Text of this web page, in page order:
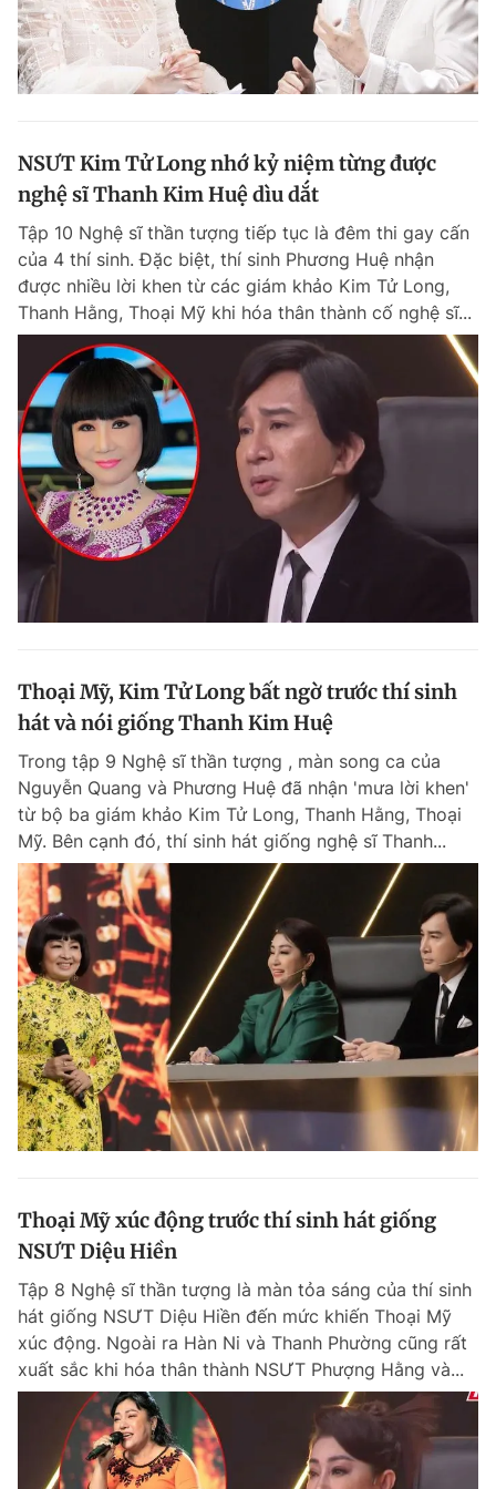
NSƯT Kim Tử Long nhớ kỷ niệm từng được
nghệ sĩ Thanh Kim Huệ dìu dắt
Tập 10 Nghệ sĩ thần tượng tiếp tục là đêm thi gay cấn
của 4 thí sinh. Đặc biệt, thí sinh Phương Huệ nhận
được nhiều lời khen từ các giám khảo Kim Tử Long,
Thanh Hằng, Thoại Mỹ khi hóa thân thành cố nghệ sĩ...
Thoại Mỹ, Kim Tử Long bất ngờ trước thí sinh
hát và nói giống Thanh Kim Huệ
Trong tập 9 Nghệ sĩ thần tượng , màn song ca của
Nguyễn Quang và Phương Huệ đã nhận 'mưa lời khen'
từ bộ ba giám khảo Kim Tử Long, Thanh Hằng, Thoại
Mỹ. Bên cạnh đó, thí sinh hát giống nghệ sĩ Thanh...
Thoại Mỹ xúc động trước thí sinh hát giống
NSƯT Diệu Hiền
Tập 8 Nghệ sĩ thần tượng là màn tỏa sáng của thí sinh
hát giống NSƯT Diệu Hiền đến mức khiến Thoại Mỹ
xúc động. Ngoài ra Hàn Ni và Thanh Phường cũng rất
xuất sắc khi hóa thân thành NSƯT Phượng Hằng và...